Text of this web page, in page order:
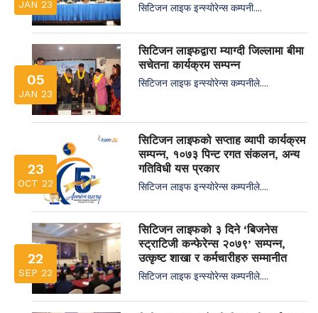
JAN 23 सिटिजन लाइफ इन्स्योरेन्स कम्पनी....
05
JAN 23
सिटिजन लाइफद्वारा म्याग्दी जिल्लामा बीमा
सचेतना कार्यक्रम सम्पन्न
सिटिजन लाइफ इन्स्योरेन्स कम्पनीले....
23
OCT 22
सिटिजन लाइफको सप्ताह व्यापी कार्यक्रम
सम्पन्न, १०७३ पिन्ट रगत संकलन, अन्य
गतिविधी यस प्रकार
सिटिजन लाइफ इन्स्योरेन्स कम्पनीले....
22
SEP 22
सिटिजन लाइफको ३ दिने ‘बिजनेस
स्ट्राटिजी कन्फेरेन्स २०७९’ सम्पन्न,
उत्कृष्ट शाखा र कर्मचारीहरु सम्मानीत
सिटिजन लाइफ इन्स्योरेन्स कम्पनीले....